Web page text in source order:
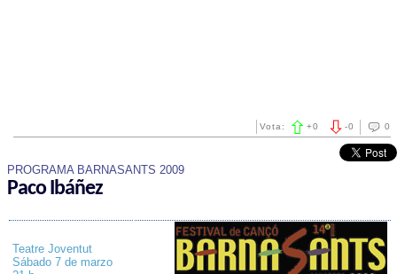
0
-0
Vota: +0
PROGRAMA BARNASANTS 2009
Paco Ibáñez
Teatre Joventut
Sábado 7 de marzo